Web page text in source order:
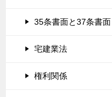
35条書面と37条書面
宅建業法
権利関係